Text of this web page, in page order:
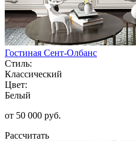
Гостиная Сент-Олбанс
Стиль:
Классический
Цвет:
Белый
от 50 000 руб.
Рассчитать